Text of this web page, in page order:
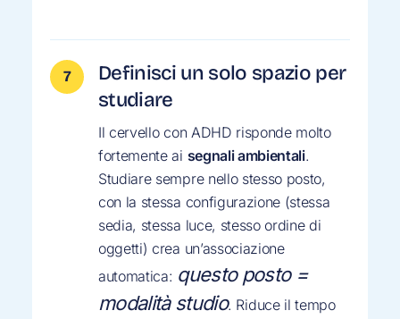
Definisci un solo spazio per
studiare
Il cervello con ADHD risponde molto
fortemente ai segnali ambientali.
Studiare sempre nello stesso posto,
con la stessa configurazione (stessa
sedia, stessa luce, stesso ordine di
oggetti) crea un’associazione
automatica: questo posto =
modalità studio. Riduce il tempo